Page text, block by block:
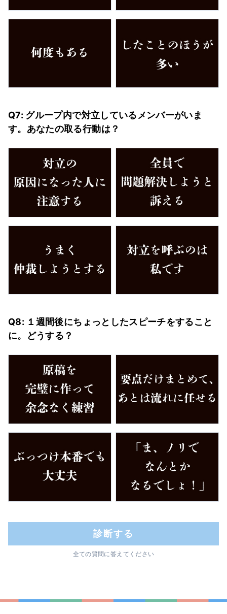
Q7: グループ内で対立しているメンバーがいま
す。あなたの取る行動は？
Q8: １週間後にちょっとしたスピーチをすること
に。どうする？
診断する
全ての質問に答えてください